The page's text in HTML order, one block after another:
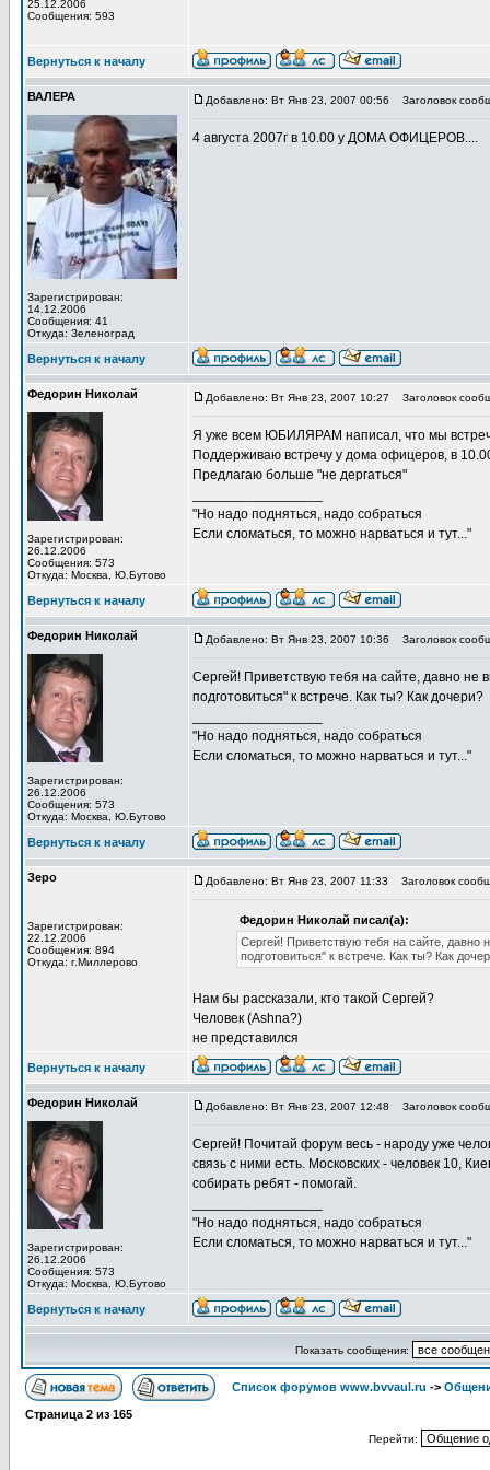
25.12.2006
Сообщения: 593
Вернуться к началу
ВАЛЕРА
Зарегистрирован:
14.12.2006
Сообщения: 41
Откуда: Зеленоград
Добавлено: Вт Янв 23, 2007 00:56 Заголовок
4 августа 2007г в 10.00 у ДОМА ОФИЦЕРОВ....
Вернуться к началу
Федорин Николай
Зарегистрирован:
26.12.2006
Сообщения: 573
Откуда: Москва, Ю.Бутово
Добавлено: Вт Янв 23, 2007 10:27 Заголовок
Я уже всем ЮБИЛЯРАМ написал, что мы
Поддерживаю встречу у дома офицеров, в
Предлагаю больше "не дергаться"
"Но надо подняться, надо собраться
Если сломаться, то можно нарваться и тут..."
Вернуться к началу
Федорин Николай
Зарегистрирован:
26.12.2006
Сообщения: 573
Откуда: Москва, Ю.Бутово
Добавлено: Вт Янв 23, 2007 10:36 Заголовок
Сергей! Приветствую тебя на сайте, давно не
подготовиться" к встрече. Как ты? Как дочери?
"Но надо подняться, надо собраться
Если сломаться, то можно нарваться и тут..."
Вернуться к началу
Зеро
Зарегистрирован:
22.12.2006
Сообщения: 894
Откуда: г.Миллерово
Добавлено: Вт Янв 23, 2007 11:33 Заголовок
Федорин Николай писал(а):
Сергей! Приветствую тебя на сайте, давно
подготовиться" к встрече. Как ты? Как
Нам бы рассказали, кто такой Сергей?
Человек (Ashna?)
не представился
Вернуться к началу
Федорин Николай
Зарегистрирован:
26.12.2006
Сообщения: 573
Откуда: Москва, Ю.Бутово
Добавлено: Вт Янв 23, 2007 12:48 Заголовок
Сергей! Почитай форум весь - народу уже
связь с ними есть. Московских - человек 10,
собирать ребят - помогай.
"Но надо подняться, надо собраться
Если сломаться, то можно нарваться и тут..."
Вернуться к началу
Показать сообщения:
Список форумов www.bvvaul.ru ->
Страница 2 из 165
Перейти: